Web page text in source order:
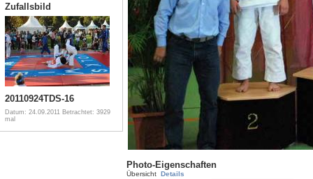
Zufallsbild
20110924TDS-16
Datum: 24.09.2011 Betrachtet: 3929
mal
Photo-Eigenschaften
Übersicht Details